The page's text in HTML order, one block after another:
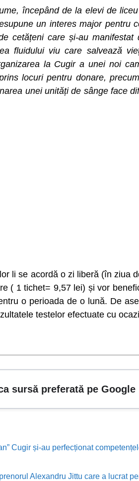
începând de la elevi de
un interes major pentru
cetățeni care și-au manifestat
fluidului viu care salvează
la Cugir a unei noi
locuri pentru donare,
unei unități de sânge face
li se acordă o zi liberă (în ziua
( 1 tichet= 9,57 lei) și vor
o perioada de o lună. De
testelor efectuate cu
sursă preferată pe Google
Cugir și-au perfecționat
Alexandru Jittu care a lucrat